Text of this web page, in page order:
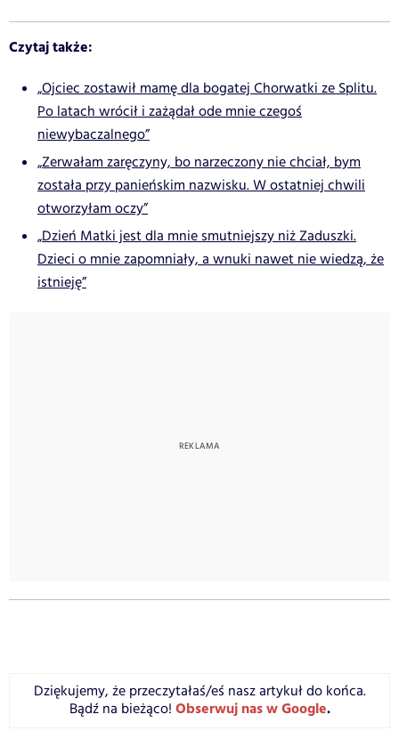
Czytaj także:
„Ojciec zostawił mamę dla bogatej Chorwatki ze Splitu.
Po latach wrócił i zażądał ode mnie czegoś
niewybaczalnego”
„Zerwałam zaręczyny, bo narzeczony nie chciał, bym
została przy panieńskim nazwisku. W ostatniej chwili
otworzyłam oczy”
„Dzień Matki jest dla mnie smutniejszy niż Zaduszki.
Dzieci o mnie zapomniały, a wnuki nawet nie wiedzą, że
istnieję”
Dziękujemy, że przeczytałaś/eś nasz artykuł do końca.
Bądź na bieżąco! Obserwuj nas w Google.